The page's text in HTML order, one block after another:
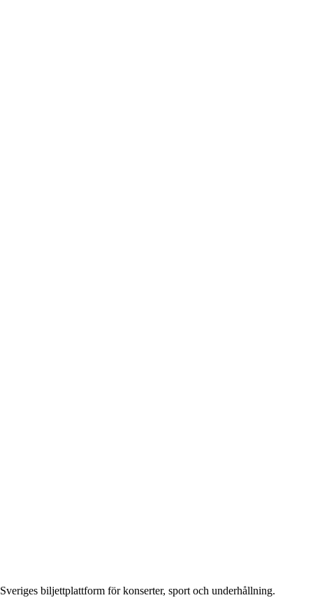
Sveriges biljettplattform för konserter, sport och underhållning.